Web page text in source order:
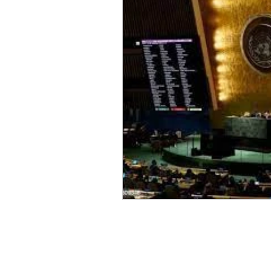
Sicurezza Nazionale
Indo-Pacifico Medio
Giappone India
Europa Covid-19